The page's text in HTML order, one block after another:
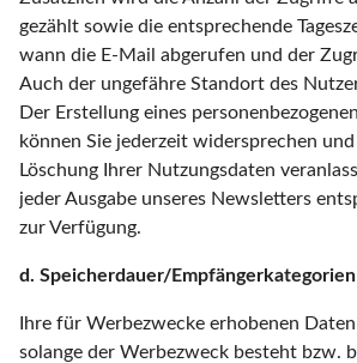
gezählt sowie die entsprechende
wann die E-Mail abgerufen und der
Auch der ungefähre Standort des
Der Erstellung eines
können Sie jederzeit widersprechen
Löschung Ihrer Nutzungsdaten
jeder Ausgabe unseres Newsletters
zur Verfügung.
d. Speicherdauer/Empfängerkategorien
Ihre für Werbezwecke erhobenen
solange der Werbezweck besteht bzw.